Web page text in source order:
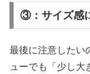
③：サイズ感
最後に注意したい
ューでも「少し大